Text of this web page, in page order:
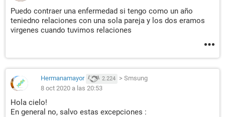
Puedo contraer una enfermedad si tengo como un año
teniedno relaciones con una sola pareja y los dos eramos
virgenes cuando tuvimos relaciones
Hermanamayor 2.224 > Smsung
8 oct 2020 a las 20:53
Hola cielo!
En general no, salvo estas excepciones :